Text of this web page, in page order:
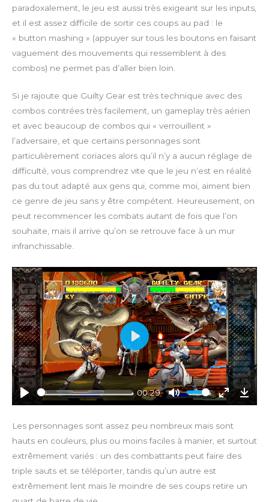
l
c
paradoxalement, le jeu est aussi très exigeant sur les inputs,
et il est assez difficile de sortir ces coups au pad : le
« button mashing » (appuyer sur tous les boutons en faisant
vaguement des mouvements qui ressemblent à des
combos) ne permet pas d’aller bien loin.
Si je rajoute que Guilty Gear est très technique avec des
combos contrées très facilement, un gameplay très aérien
et avec beaucoup de combos qui « verrouillent »
l’adversaire, et que certains personnages sont
particulièrement coriaces alors qu’il n’y a aucun réglage de
difficulté, vous comprendrez vite que le jeu n’est en réalité
pas du tout adapté aux gens qui, comme moi, aiment bien
ce genre de jeu sans y être compétent. Heureusement, on
peut recommencer les combats autant de fois que l’on
souhaite, mais il arrive qu’on se retrouve face à un mur
infranchissable.
P
y
00:29
M
e
E
e
u
D
n
a
P
l
a
y
Les personnages sont assez peu nombreux mais sont
hauts en couleurs, plus ou moins faciles à manier, et surtout
extrêmement variés : un des combattants peut faire des
triple sauts et se téléporter, tandis qu’un autre est
extrêmement lent mais le moindre de ses coups retire un